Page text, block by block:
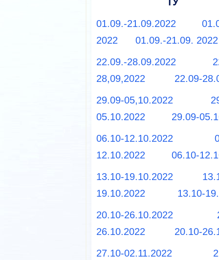
01.09.-21.09.2022
2022
01.09.-21.09. 2022
22.09.-28.09.2022
28,09,2022
22.09-
29.09-05,10.2022
05.10.2022
29.09-
06.10-12.10.2022
12.10.2022 06.10-
13.10-19.10.2022
19.10.2022
13.10-
20.10-26.10.2022
26.10.2022
20.10-
27.10-02.11.2022